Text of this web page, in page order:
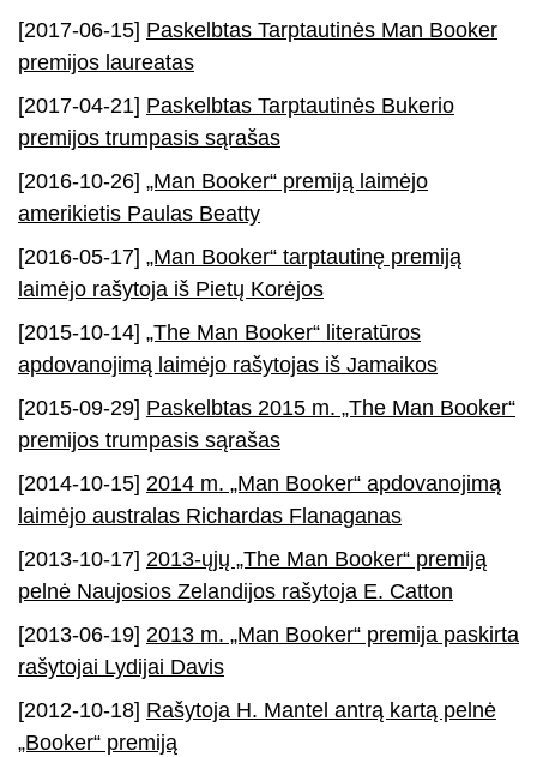
[2017-06-15] Paskelbtas Tarptautinės Man Booker
premijos laureatas
[2017-04-21] Paskelbtas Tarptautinės Bukerio
premijos trumpasis sąrašas
[2016-10-26] „Man Booker“ premiją laimėjo
amerikietis Paulas Beatty
[2016-05-17] „Man Booker“ tarptautinę premiją
laimėjo rašytoja iš Pietų Korėjos
[2015-10-14] „The Man Booker“ literatūros
apdovanojimą laimėjo rašytojas iš Jamaikos
[2015-09-29] Paskelbtas 2015 m. „The Man Booker“
premijos trumpasis sąrašas
[2014-10-15] 2014 m. „Man Booker“ apdovanojimą
laimėjo australas Richardas Flanaganas
[2013-10-17] 2013-ųjų „The Man Booker“ premiją
pelnė Naujosios Zelandijos rašytoja E. Catton
[2013-06-19] 2013 m. „Man Booker“ premija paskirta
rašytojai Lydijai Davis
[2012-10-18] Rašytoja H. Mantel antrą kartą pelnė
„Booker“ premiją